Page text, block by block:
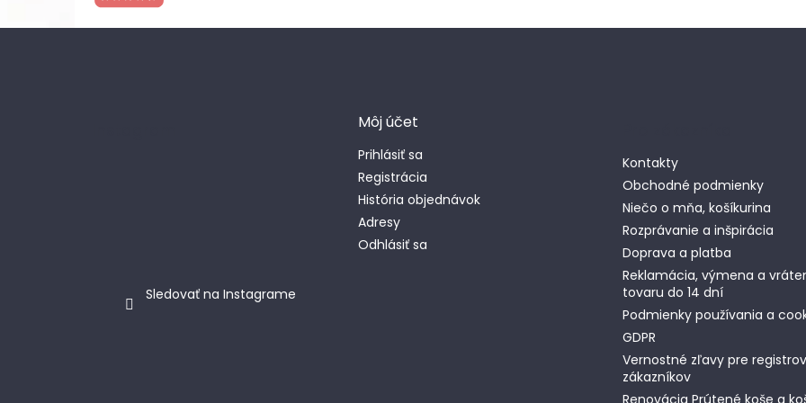
Sledovať na Instagrame
Môj účet
Prihlásiť sa
Registrácia
História objednávok
Adresy
Odhlásiť sa
Kontakty
Obchodné podmienky
Niečo o mňa, košíkurina
Rozprávanie a inšpirácia
Doprava a platba
Reklamácia, výmena a
tovaru do 14 dní
Podmienky používania a
GDPR
Vernostné zľavy pre
zákazníkov